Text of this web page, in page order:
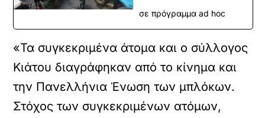
σε πρόγραμμα ad hoc
«Τα συγκεκριμένα άτομα και ο σύλλογος
Κιάτου διαγράφηκαν από το κίνημα και
την Πανελλήνια Ένωση των μπλόκων.
Στόχος των συγκεκριμένων ατόμων,